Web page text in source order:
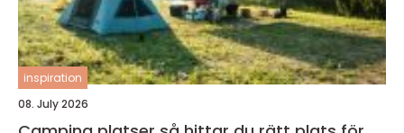
inspiration
08. July 2026